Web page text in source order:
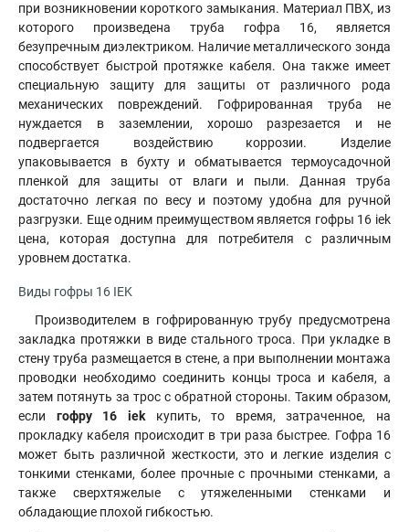
при возникновении короткого замыкания. Материал ПВХ, из
которого произведена труба гофра 16, является
безупречным диэлектриком. Наличие металлического зонда
способствует быстрой протяжке кабеля. Она также имеет
специальную защиту для защиты от различного рода
механических повреждений. Гофрированная труба не
нуждается в заземлении, хорошо разрезается и не
подвергается воздействию коррозии. Изделие
упаковывается в бухту и обматывается термоусадочной
пленкой для защиты от влаги и пыли. Данная труба
достаточно легкая по весу и поэтому удобна для ручной
разгрузки. Еще одним преимуществом является гофры 16 iek
цена, которая доступна для потребителя с различным
уровнем достатка.
Виды гофры 16 IEK
Производителем в гофрированную трубу предусмотрена
закладка протяжки в виде стального троса. При укладке в
стену труба размещается в стене, а при выполнении монтажа
проводки необходимо соединить концы троса и кабеля, а
затем потянуть за трос с обратной стороны. Таким образом,
если гофру 16 iekкупить, то время, затраченное, на
прокладку кабеля происходит в три раза быстрее. Гофра 16
может быть различной жесткости, это и легкие изделия с
тонкими стенками, более прочные с прочными стенками, а
также сверхтяжелые с утяжеленными стенками и
обладающие плохой гибкостью.